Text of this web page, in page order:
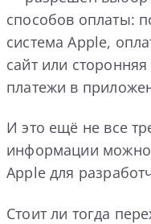
способов оплаты:
система Apple,
сайт или
платежи в
И это ещё не все
информации можно
Apple для
Стоит ли тогда